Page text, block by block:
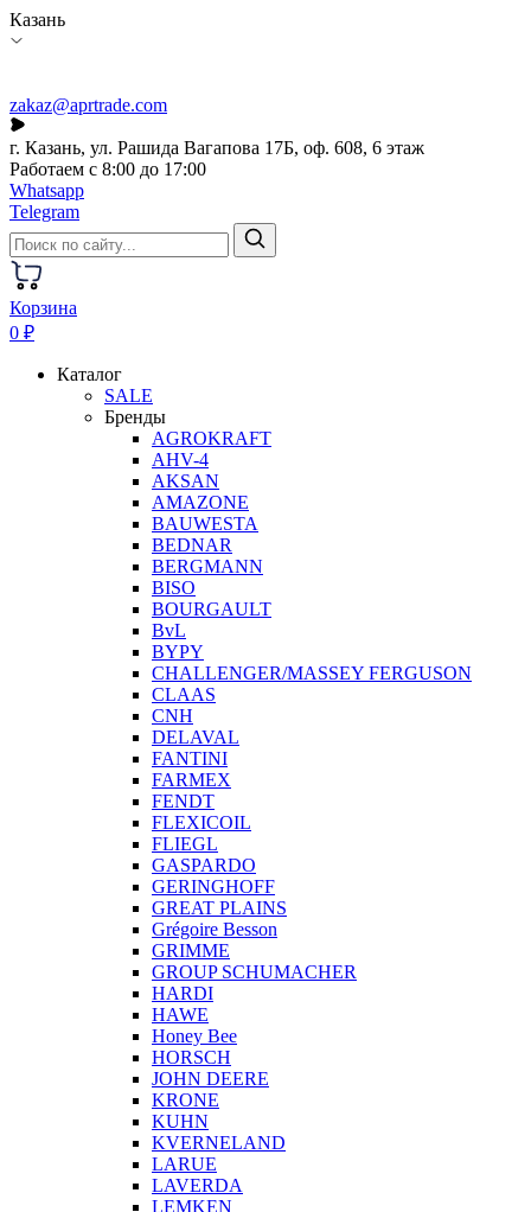
Казань
zakaz@aprtrade.com
г. Казань, ул. Рашида Вагапова 17Б, оф. 608, 6 этаж
Работаем с 8:00 до 17:00
Whatsapp
Telegram
Корзина
0 ₽
Каталог
SALE
Бренды
AGROKRAFT
AHV-4
AKSAN
AMAZONE
BAUWESTA
BEDNAR
BERGMANN
BISO
BOURGAULT
BvL
BYPY
CHALLENGER/MASSEY FERGUSON
CLAAS
CNH
DELAVAL
FANTINI
FARMEX
FENDT
FLEXICOIL
FLIEGL
GASPARDO
GERINGHOFF
GREAT PLAINS
Grégoire Besson
GRIMME
GROUP SCHUMACHER
HARDI
HAWE
Honey Bee
HORSCH
JOHN DEERE
KRONE
KUHN
KVERNELAND
LARUE
LAVERDA
LEMKEN